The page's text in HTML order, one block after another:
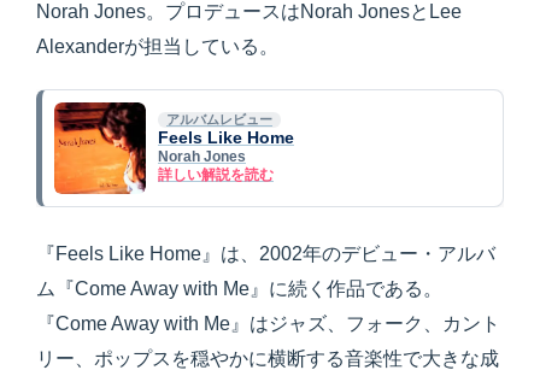
Norah Jones。プロデュースはNorah JonesとLee
Alexanderが担当している。
アルバムレビュー
Feels Like Home
Norah Jones
詳しい解説を読む
『Feels Like Home』は、2002年のデビュー・アルバ
ム『Come Away with Me』に続く作品である。
『Come Away with Me』はジャズ、フォーク、カント
リー、ポップスを穏やかに横断する音楽性で大きな成